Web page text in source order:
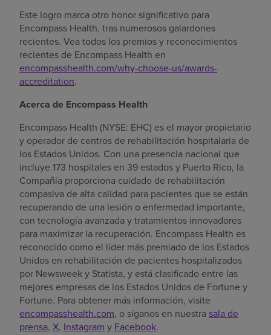
Este logro marca otro honor significativo para
Encompass Health, tras numerosos galardones
recientes. Vea todos los premios y reconocimientos
recientes de Encompass Health en
encompasshealth.com/why-choose-us/awards-
accreditation.
Acerca de Encompass Health
Encompass Health (NYSE: EHC) es el mayor propietario
y operador de centros de rehabilitación hospitalaria de
los Estados Unidos. Con una presencia nacional que
incluye 173 hospitales en 39 estados y Puerto Rico, la
Compañía proporciona cuidado de rehabilitación
compasiva de alta calidad para pacientes que se están
recuperando de una lesión o enfermedad importante,
con tecnología avanzada y tratamientos innovadores
para maximizar la recuperación. Encompass Health es
reconocido como el líder más premiado de los Estados
Unidos en rehabilitación de pacientes hospitalizados
por Newsweek y Statista, y está clasificado entre las
mejores empresas de los Estados Unidos de Fortune y
Fortune. Para obtener más información, visite
encompasshealth.com, o síganos en nuestra sala de
prensa, X, Instagram y Facebook.